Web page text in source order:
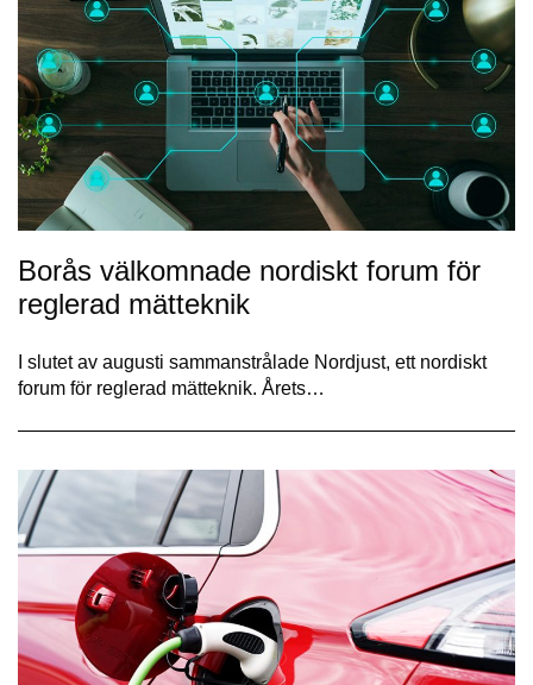
Borås välkomnade nordiskt forum för
reglerad mätteknik
I slutet av augusti sammanstrålade Nordjust, ett nordiskt
forum för reglerad mätteknik. Årets…